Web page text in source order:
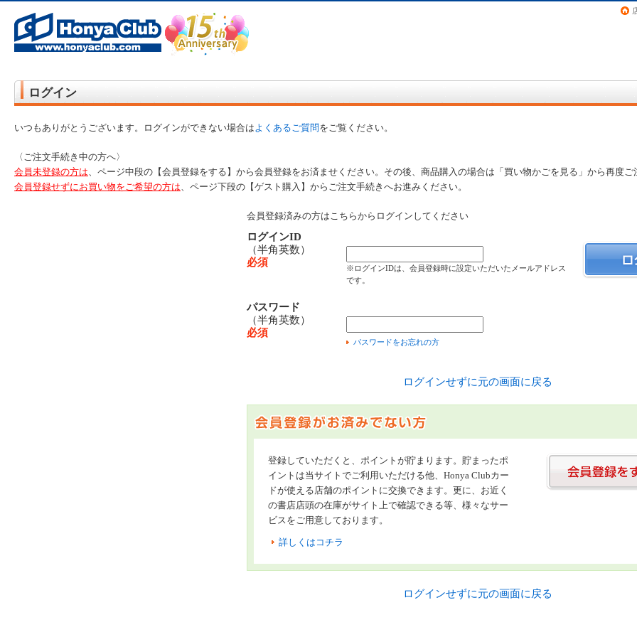
ログイン
いつもありがとうございます。ログインができない場合はよくあるご質問をご覧ください。
〈ご注文手続き中の方へ〉
会員未登録の方は、ページ中段の【会員登録をする】から会員登録をお済ませください。その後、商品購入の場合は「買い物かごを見る」から再度ご
会員登録せずにお買い物をご希望の方は、ページ下段の【ゲスト購入】からご注文手続きへお進みください。
会員登録済みの方はこちらからログインしてください
ログインID
（半角英数）
必須
※ログインIDは、会員登録時に設定いただいたメールアドレス
です。
パスワード
（半角英数）
必須
パスワードをお忘れの方
ログインせずに元の画面に戻る
登録していただくと、ポイントが貯まります。貯まったポ
イントは当サイトでご利用いただける他、Honya Clubカー
ドが使える店舗のポイントに交換できます。更に、お近く
の書店店頭の在庫がサイト上で確認できる等、様々なサー
ビスをご用意しております。
詳しくはコチラ
ログインせずに元の画面に戻る